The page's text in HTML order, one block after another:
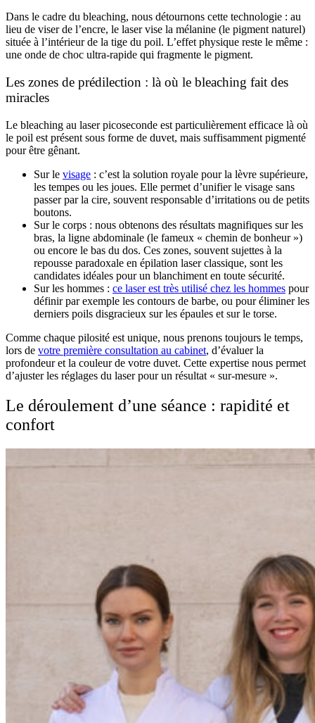
Dans le cadre du bleaching, nous détournons cette technologie : au
lieu de viser de l’encre, le laser vise la mélanine (le pigment naturel)
située à l’intérieur de la tige du poil. L’effet physique reste le même :
une onde de choc ultra-rapide qui fragmente le pigment.
Les zones de prédilection : là où le bleaching fait des
miracles
Le bleaching au laser picoseconde est particulièrement efficace là où
le poil est présent sous forme de duvet, mais suffisamment pigmenté
pour être gênant.
Sur le visage : c’est la solution royale pour la lèvre supérieure,
les tempes ou les joues. Elle permet d’unifier le visage sans
passer par la cire, souvent responsable d’irritations ou de petits
boutons.
Sur le corps : nous obtenons des résultats magnifiques sur les
bras, la ligne abdominale (le fameux « chemin de bonheur »)
ou encore le bas du dos. Ces zones, souvent sujettes à la
repousse paradoxale en épilation laser classique, sont les
candidates idéales pour un blanchiment en toute sécurité.
Sur les hommes : ce laser est très utilisé chez les hommes pour
définir par exemple les contours de barbe, ou pour éliminer les
derniers poils disgracieux sur les épaules et sur le torse.
Comme chaque pilosité est unique, nous prenons toujours le temps,
lors de votre première consultation au cabinet, d’évaluer la
profondeur et la couleur de votre duvet. Cette expertise nous permet
d’ajuster les réglages du laser pour un résultat « sur-mesure ».
Le déroulement d’une séance : rapidité et
confort